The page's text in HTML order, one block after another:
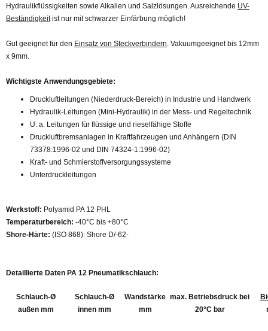
Hydraulikflüssigkeiten sowie Alkalien und Salzlösungen. Ausreichende UV-
Beständigkeitist nur mit schwarzer Einfärbung möglich!
Gut geeignet für den Einsatz von Steckverbindern. Vakuumgeeignet bis 12mm
x 9mm.
Wichtigste Anwendungsgebiete:
Druckluftleitungen (Niederdruck-Bereich) in Industrie und Handwerk
Hydraulik-Leitungen (Mini-Hydraulik) in der Mess- und Regeltechnik
U. a. Leitungen für flüssige und rieselfähige Stoffe
Druckluftbremsanlagen in Kraftfahrzeugen und Anhängern (DIN
73378:1996-02 und DIN 74324-1:1996-02)
Kraft- und Schmierstoffversorgungssysteme
Unterdruckleitungen
Werkstoff: Polyamid PA 12 PHL
Temperaturbereich: -40°C bis +80°C
Shore-Härte: (ISO 868): Shore D/-62-
Detaillierte Daten PA 12 Pneumatikschlauch:
Schlauch-Ø
außen mm
Schlauch-Ø
innen mm
Wandstärke
mm
max. Betriebsdruck bei
20°C bar